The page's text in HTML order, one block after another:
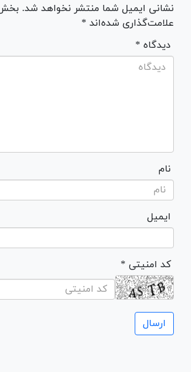
نشانی ایمیل شما منتشر نخواهد شد.
علامت‌گذاری شده‌اند *
* دیدگاه
نام
ایمیل
* کد امنیتی